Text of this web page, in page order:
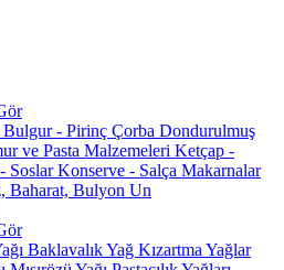
- Pirinç Çorba Dondurulmuş
ve Pasta Malzemeleri Ketçap -
SoslarKonserve - Salça Makarnalar
Baharat, Bulyon Un
Baklavalık Yağ Kızartma Yağlar